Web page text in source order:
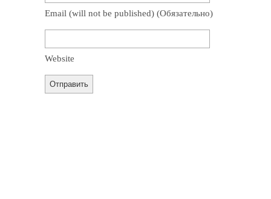
Email (will not be published) (обязательно)
Website